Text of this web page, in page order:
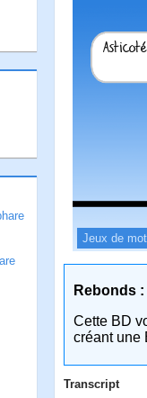
Jeux de
Rebonds :
Cette BD
créant une
Transcript